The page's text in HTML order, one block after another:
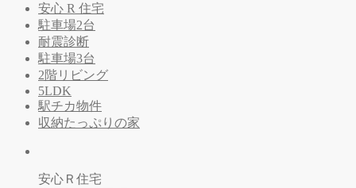
安心 R 住宅
駐車場2台
耐震診断
駐車場3台
2階リビング
5LDK
駅チカ物件
収納たっぷりの家
安心Ｒ住宅